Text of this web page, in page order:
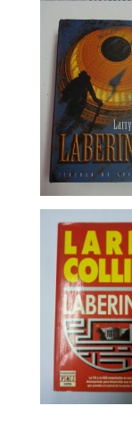
Revistas
Segunda Guerra
Sobre Madrid
Teatro
Tema Local
Terrorismo
Viajesç